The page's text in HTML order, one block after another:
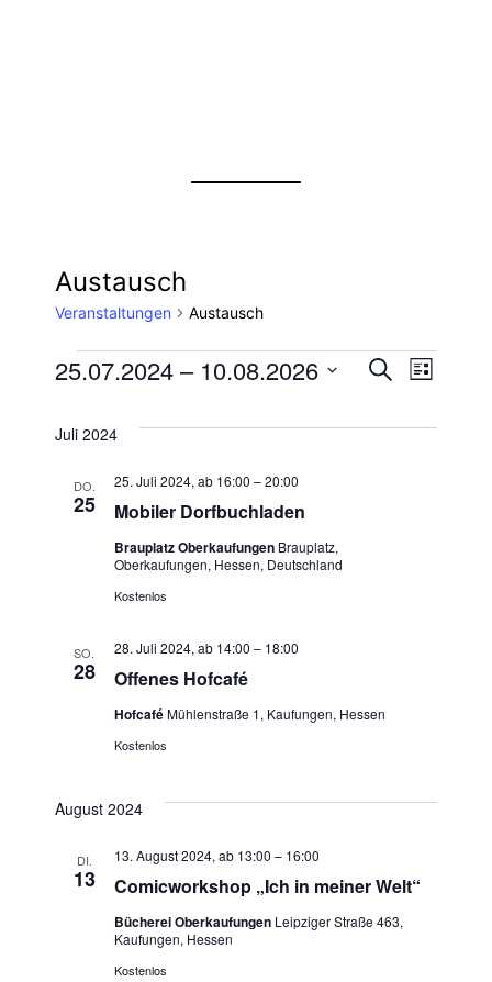
Austausch
Veranstaltungen Austausch
Veranstaltungen
Suche
SucheListe
25.07.2024 – 10.08.2026
wählen.
Juli 2024
DO.
25 Mobiler Dorfbuchladen
25. Juli 2024, ab 16:00 –20:00
Brauplatz Oberkaufungen Brauplatz,
Oberkaufungen, Hessen, Deutschland
Kostenlos
SO.
28 Offenes Hofcafé
28. Juli 2024, ab 14:00 – 18:00
HofcaféMühlenstraße 1, Kaufungen, Hessen
Kostenlos
August 2024
DI.
13 Comicworkshop „Ich in meiner Welt“
13. August 2024, ab 13:00 – 16:00
Bücherei Oberkaufungen Leipziger Straße 463,
Kaufungen, Hessen
Kostenlos